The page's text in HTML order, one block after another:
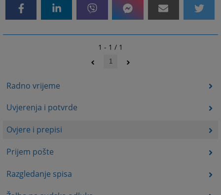
Radno vrijeme
Uvjerenja i potvrde
Ovjere i prepisi
Prijem pošte
Razgledanje spisa
1 - 1 / 1
1